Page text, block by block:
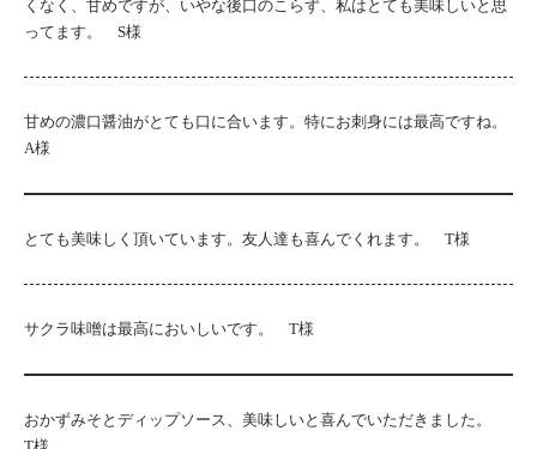
くなく、甘めですが、いやな後口のこらず、私はとても美味しいと思
ってます。 S様
甘めの濃口醤油がとても口に合います。特にお刺身には最高ですね。
A様
とても美味しく頂いています。友人達も喜んでくれます。 T様
サクラ味噌は最高においしいです。 T様
おかずみそとディップソース、美味しいと喜んでいただきました。